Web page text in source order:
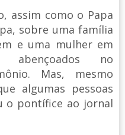
assim como o Papa
sobre uma família
e uma mulher em
abençoados no
Mas, mesmo
algumas pessoas
o pontífice ao jornal